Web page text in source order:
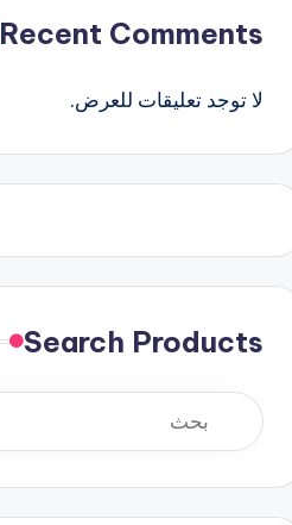
Recent Comments
لا توجد تعليقات للعرض.
Search Products